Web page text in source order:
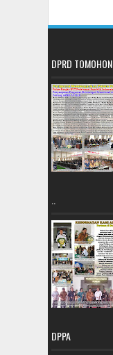
DPRD TOMOHON
..
DPPA